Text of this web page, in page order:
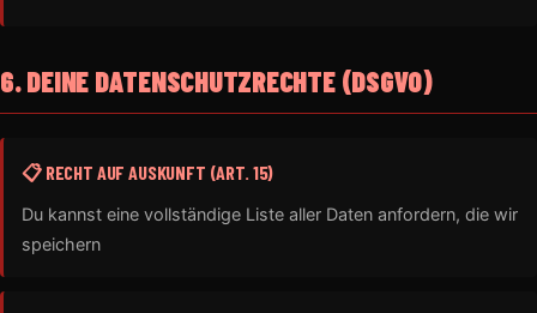
6. DEINE DATENSCHUTZRECHTE (DSGVO)
📋 RECHT AUF AUSKUNFT (ART. 15)
Du kannst eine vollständige Liste aller Daten anfordern, die wir
speichern